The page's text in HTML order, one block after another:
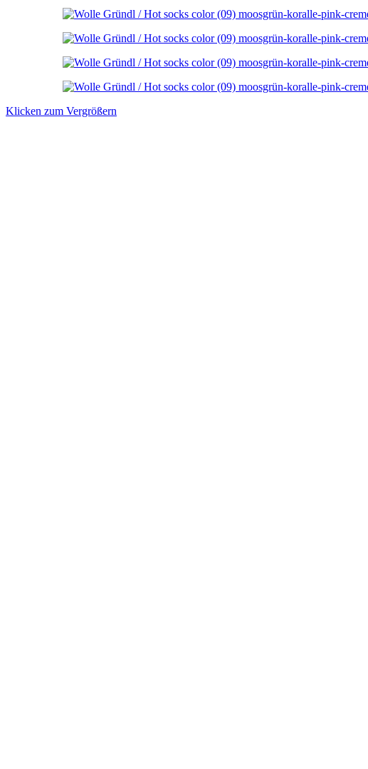
Klicken zum Vergrößern